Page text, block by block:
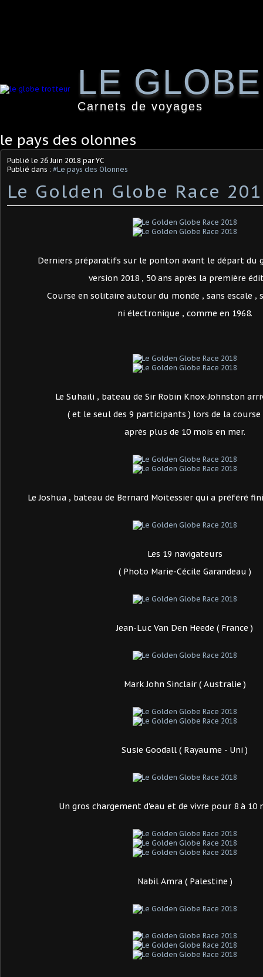
LE
Carnets de voyages
le pays des olonnes
Publié le 26 Juin 2018 par YC
Publié dans : #Le pays des Olonnes
Le Golden Globe Race
Derniers préparatifs sur le ponton avant le départ du
version 2018 , 50 ans après la première
Course en solitaire autour du monde , sans escale ,
ni électronique , comme en 1968.
Le Suhaili , bateau de Sir Robin Knox-Johnston
( et le seul des 9 participants ) lors de la course
après plus de 10 mois en mer.
Le Joshua , bateau de Bernard Moitessier qui a préféré
Les 19 navigateurs
( Photo Marie-Cécile Garandeau )
Jean-Luc Van Den Heede ( France )
Mark John Sinclair ( Australie )
Susie Goodall ( Rayaume - Uni )
Un gros chargement d'eau et de vivre pour 8 à 10
Nabil Amra ( Palestine )